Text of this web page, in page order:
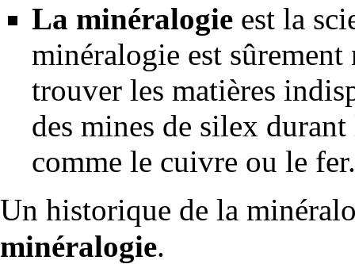
La minéralogie est la
minéralogie est sûrement
trouver les matières
des mines de silex
comme le cuivre ou le fer.
Un historique de la
minéralogie.